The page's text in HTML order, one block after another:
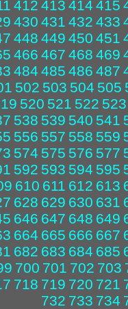
412 413 414 415
430 431 432 433
448 449 450 451
466 467 468 469
484 485 486 487
502 503 504 505
520 521 522 523
538 539 540 541
556 557 558 559
574 575 576 577
592 593 594 595
610 611 612 613
628 629 630 631
646 647 648 649
664 665 666 667
682 683 684 685
700 701 702 703
718 719 720 721
732 733 734